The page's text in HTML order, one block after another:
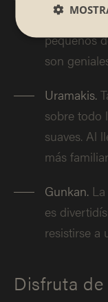
sabores
pequeños
son
Uramakis.
sobre todo
suaves. Al
más
Gunkan.
es
resistirse a
Disfruta